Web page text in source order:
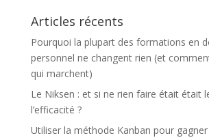
Articles récents
Pourquoi la plupart des formations en
personnel ne changent rien (et
qui marchent)
Le Niksen : et si ne rien faire était était
l’efficacité ?
Utiliser la méthode Kanban pour